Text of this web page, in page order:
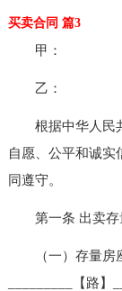
买卖合同 篇3
甲：
乙：
根据中华人民共
自愿、公平和诚实
同遵守。
第一条 出卖存
（一）存量房座
_________【路】